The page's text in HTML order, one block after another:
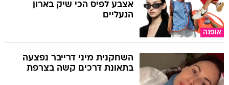
אופנה
אצבע לפיס הכי שיק בארון
הנעליים
השחקנית מיני דרייבר נפצעה
בתאונת דרכים קשה בצרפת